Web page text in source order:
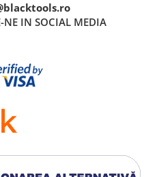
NE IN SOCIAL MEDIA